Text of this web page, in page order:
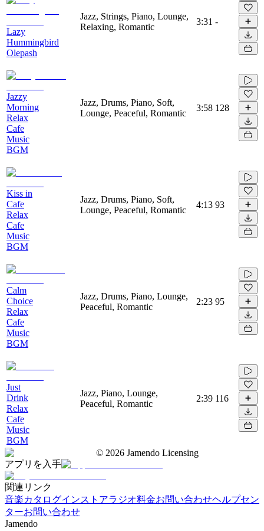
Lazy
Hummingbird
Olepash
Jazz, Strings, Piano, Lounge,
Relaxing, Romantic
3:31 -
Jazzy
Morning
Relax
Cafe
Music
BGM
Jazz, Drums, Piano, Soft,
Lounge, Peaceful, Romantic
3:58 128
Kiss in
Cafe
Relax
Cafe
Music
BGM
Jazz, Drums, Piano, Soft,
Lounge, Peaceful, Romantic
4:13 93
Calm
Choice
Relax
Cafe
Music
BGM
Jazz, Drums, Piano, Lounge,
Peaceful, Romantic
2:23 95
Just
Drink
Relax
Cafe
Music
BGM
Jazz, Piano, Lounge,
Peaceful, Romantic
2:39 116
© 2026 Jamendo Licensing
アプリを入手
関連リンク
音楽カタログインストアラジオ料金お問い合わせヘルプセン
ターお問い合わせ
Jamendo